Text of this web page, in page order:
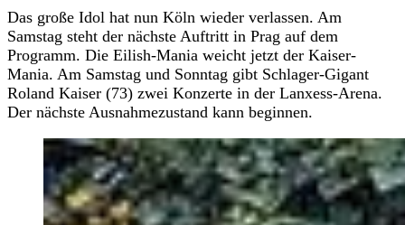
Das große Idol hat nun Köln wieder verlassen. Am
Samstag steht der nächste Auftritt in Prag auf dem
Programm. Die Eilish-Mania weicht jetzt der Kaiser-
Mania. Am Samstag und Sonntag gibt Schlager-Gigant
Roland Kaiser (73) zwei Konzerte in der Lanxess-Arena.
Der nächste Ausnahmezustand kann beginnen.